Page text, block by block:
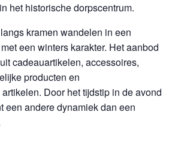
het historische dorpscentrum.
kramen wandelen in een
een winters karakter. Het aanbod
cadeauartikelen, accessoires,
producten en
Door het tijdstip in de avond
een andere dynamiek dan een